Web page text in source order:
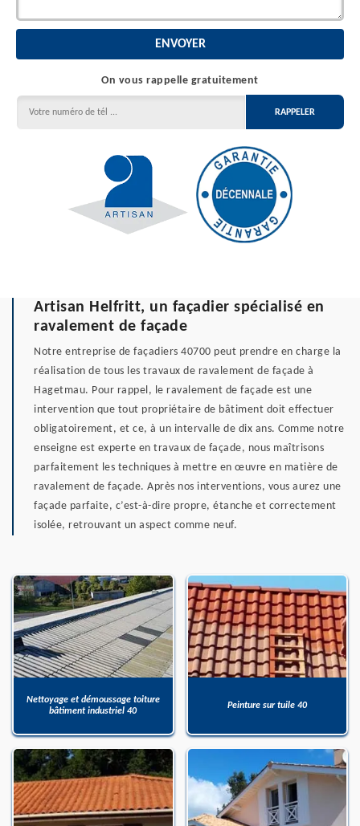
On vous rappelle gratuitement
Artisan Helfritt, un façadier spécialisé en
ravalement de façade
Notre entreprise de façadiers 40700 peut prendre en charge la
réalisation de tous les travaux de ravalement de façade à
Hagetmau. Pour rappel, le ravalement de façade est une
intervention que tout propriétaire de bâtiment doit effectuer
obligatoirement, et ce, à un intervalle de dix ans. Comme notre
enseigne est experte en travaux de façade, nous maîtrisons
parfaitement les techniques à mettre en œuvre en matière de
ravalement de façade. Après nos interventions, vous aurez une
façade parfaite, c’est-à-dire propre, étanche et correctement
isolée, retrouvant un aspect comme neuf.
Nettoyage et démoussage toiture
bâtiment industriel 40
Peinture sur tuile 40